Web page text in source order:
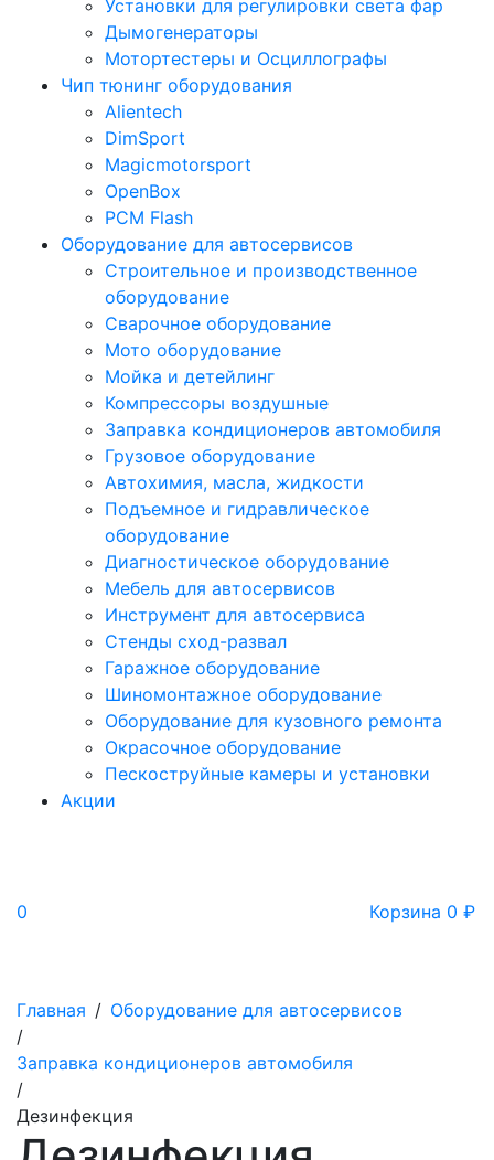
Установки для регулировки света фар
Дымогенераторы
Мотортестеры и Осциллографы
Чип тюнинг оборудования
Alientech
DimSport
Magicmotorsport
OpenBox
PCM Flash
Оборудование для автосервисов
Строительное и производственное
оборудование
Сварочное оборудование
Мото оборудование
Мойка и детейлинг
Компрессоры воздушные
Заправка кондиционеров автомобиля
Грузовое оборудование
Автохимия, масла, жидкости
Подъемное и гидравлическое
оборудование
Диагностическое оборудование
Мебель для автосервисов
Инструмент для автосервиса
Стенды сход-развал
Гаражное оборудование
Шиномонтажное оборудование
Оборудование для кузовного ремонта
Окрасочное оборудование
Пескоструйные камеры и установки
Акции
0 Корзина 0 ₽
Главная / Оборудование для автосервисов
/
Заправка кондиционеров автомобиля
/
Дезинфекция